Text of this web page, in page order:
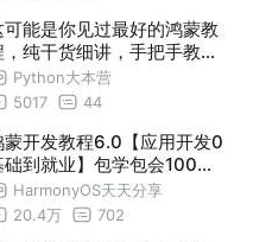
07:51
可能是你见过最好的鸿蒙教
，纯干货细讲，手把手教学
华为鸿蒙应用开发入门到精
！(鸿蒙教程/鸿蒙开发/Har
Python大本营
5017
44
蒙开发教程6.0【应用开发0
础到就业】包学包会100%
通；带你从0开始系统学完
蒙应用开发技术，一共【26
HarmonyOS天天分享
20.4万
702